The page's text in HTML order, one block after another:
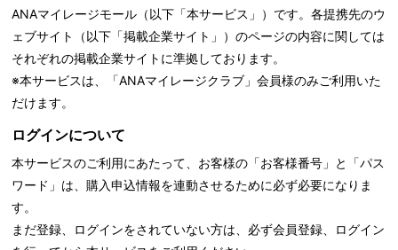
ANAマイレージモール（以下「本サービス」）です。各提携先のウ
ェブサイト（以下「掲載企業サイト」）のページの内容に関しては
それぞれの掲載企業サイトに準拠しております。
※本サービスは、「ANAマイレージクラブ」会員様のみご利用いた
だけます。
ログインについて
本サービスのご利用にあたって、お客様の「お客様番号」と「パス
ワード」は、購入申込情報を連動させるために必ず必要になりま
す。
まだ登録、ログインをされていない方は、必ず会員登録、ログイン